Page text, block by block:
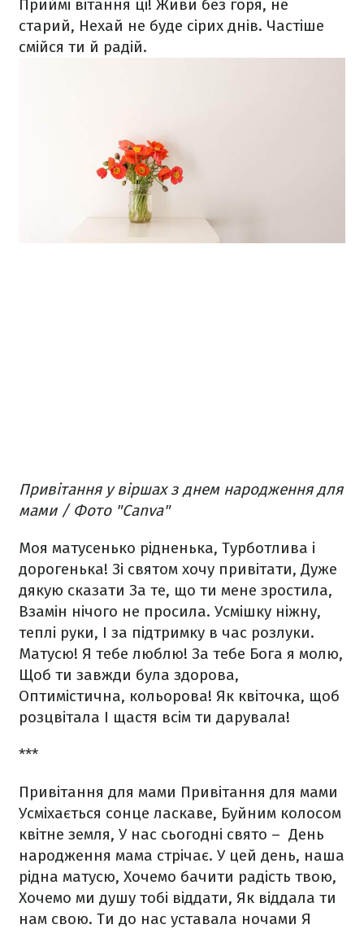
Приймі вітання ці! Живи без горя, не
старий, Нехай не буде сірих днів. Частіше
смійся ти й радій.
Привітання у віршах з днем народження для
мами / Фото "Canva"
Моя матусенько рідненька, Турботлива і
дорогенька! Зі святом хочу привітати, Дуже
дякую сказати За те, що ти мене зростила,
Взамін нічого не просила. Усмішку ніжну,
теплі руки, І за підтримку в час розлуки.
Матусю! Я тебе люблю! За тебе Бога я молю,
Щоб ти завжди була здорова,
Оптимістична, кольорова! Як квіточка, щоб
розцвітала І щастя всім ти дарувала!
***
Привітання для мами Привітання для мами
Усміхається сонце ласкаве, Буйним колосом
квітне земля, У нас сьогодні свято – День
народження мама стрічає. У цей день, наша
рідна матусю, Хочемо бачити радість твою,
Хочемо ми душу тобі віддати, Як віддала ти
нам свою. Ти до нас уставала ночами Я